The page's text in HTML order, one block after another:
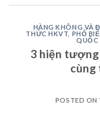
HÀNG KHÔNG VÀ
THỨC HKVT PHỔ
QUỐC
3 hiện
cùng
POSTED ON